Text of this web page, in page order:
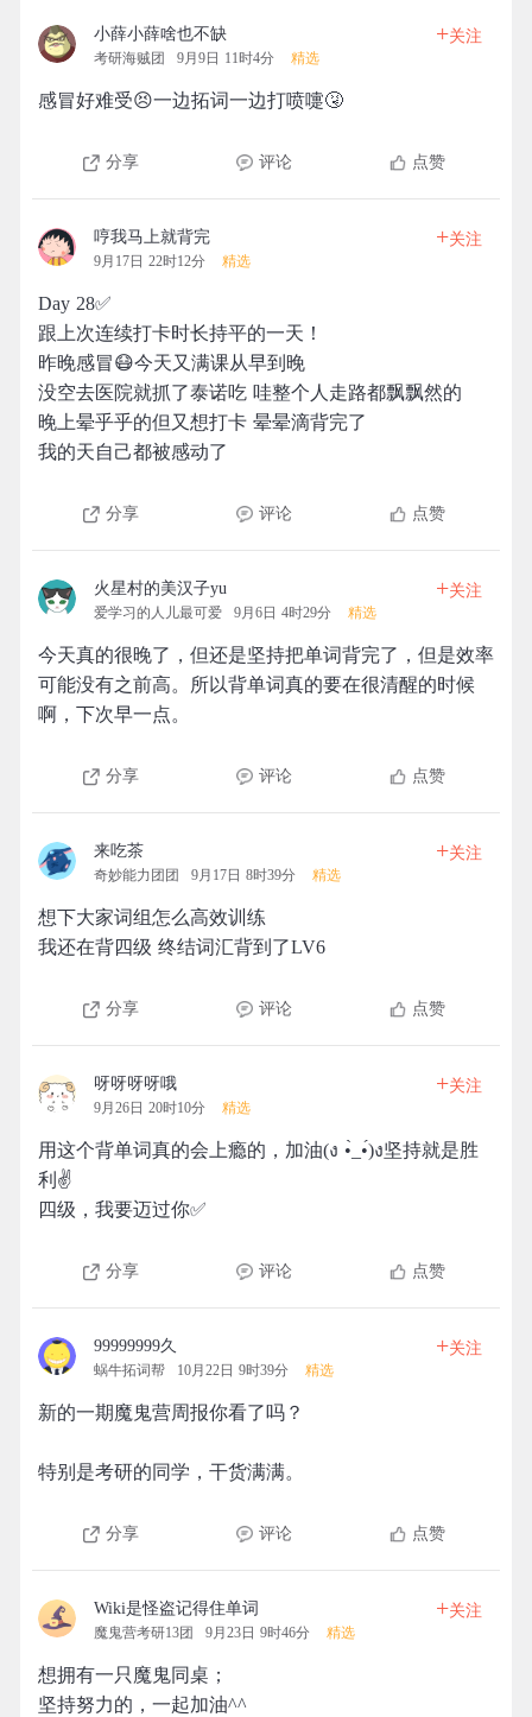
小薛小薛啥也不缺
考研海贼团 9月9日 11时4分 精选
+关注
感冒好难受😣一边拓词一边打喷嚏🤧
分享 评论 点赞
哼我马上就背完
9月17日 22时12分 精选
+关注
Day 28✅
跟上次连续打卡时长持平的一天！
昨晚感冒😷今天又满课从早到晚
没空去医院就抓了泰诺吃 哇整个人走路都飘飘然的
晚上晕乎乎的但又想打卡 晕晕滴背完了
我的天自己都被感动了
分享 评论 点赞
火星村的美汉子yu
爱学习的人儿最可爱 9月6日 4时29分 精选
+关注
今天真的很晚了，但还是坚持把单词背完了，但是效率
可能没有之前高。所以背单词真的要在很清醒的时候
啊，下次早一点。
分享 评论 点赞
来吃茶
奇妙能力团团 9月17日 8时39分 精选
+关注
想下大家词组怎么高效训练
我还在背四级 终结词汇背到了LV6
分享 评论 点赞
呀呀呀呀哦
9月26日 20时10分 精选
+关注
用这个背单词真的会上瘾的，加油(ง •̀_•́)ง坚持就是胜
利✌
四级，我要迈过你✅️
分享 评论 点赞
99999999久
蜗牛拓词帮 10月22日 9时39分 精选
+关注
新的一期魔鬼营周报你看了吗？
特别是考研的同学，干货满满。
分享 评论 点赞
Wiki是怪盗记得住单词
魔鬼营考研13团 9月23日 9时46分 精选
+关注
想拥有一只魔鬼同桌；
坚持努力的，一起加油^^